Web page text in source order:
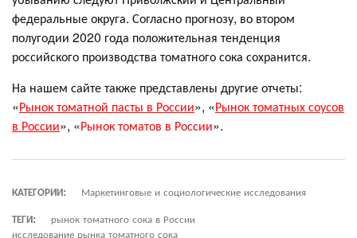
федеральные округа. Согласно прогнозу, во втором
полугодии 2020 года положительная тенденция
российского производства томатного сока сохранится.
На нашем сайте также представлены другие отчеты:
«Рынок томатной пасты в России», «Рынок томатных соусов
в России», «Рынок томатов в России».
КАТЕГОРИИ:
Маркетинговые и социологические исследования
ТЕГИ:
рынок томатного сока в России
исследование рынка томатного сока